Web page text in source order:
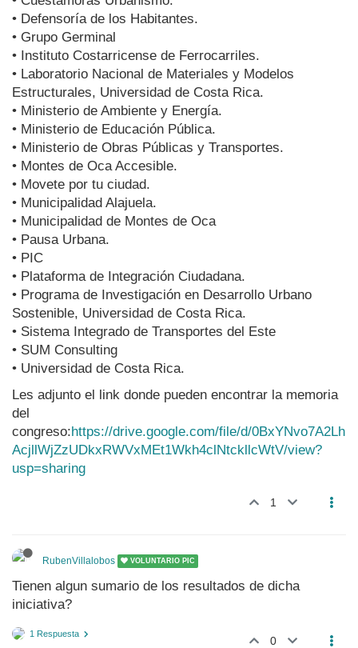
• Defensoría de los Habitantes.
• Grupo Germinal
• Instituto Costarricense de Ferrocarriles.
• Laboratorio Nacional de Materiales y Modelos
Estructurales, Universidad de Costa Rica.
• Ministerio de Ambiente y Energía.
• Ministerio de Educación Pública.
• Ministerio de Obras Públicas y Transportes.
• Montes de Oca Accesible.
• Movete por tu ciudad.
• Municipalidad Alajuela.
• Municipalidad de Montes de Oca
• Pausa Urbana.
• PIC
• Plataforma de Integración Ciudadana.
• Programa de Investigación en Desarrollo Urbano
Sostenible, Universidad de Costa Rica.
• Sistema Integrado de Transportes del Este
• SUM Consulting
• Universidad de Costa Rica.
Les adjunto el link donde pueden encontrar la memoria
del
congreso:https://drive.google.com/file/d/0BxYNvo7A2Lh
AcjllWjZzUDkxRWVxMEt1Wkh4clNtckllcWtV/view?
usp=sharing
1
RubenVillalobos VOLUNTARIO PIC
Tienen algun sumario de los resultados de dicha
iniciativa?
0
1 Respuesta